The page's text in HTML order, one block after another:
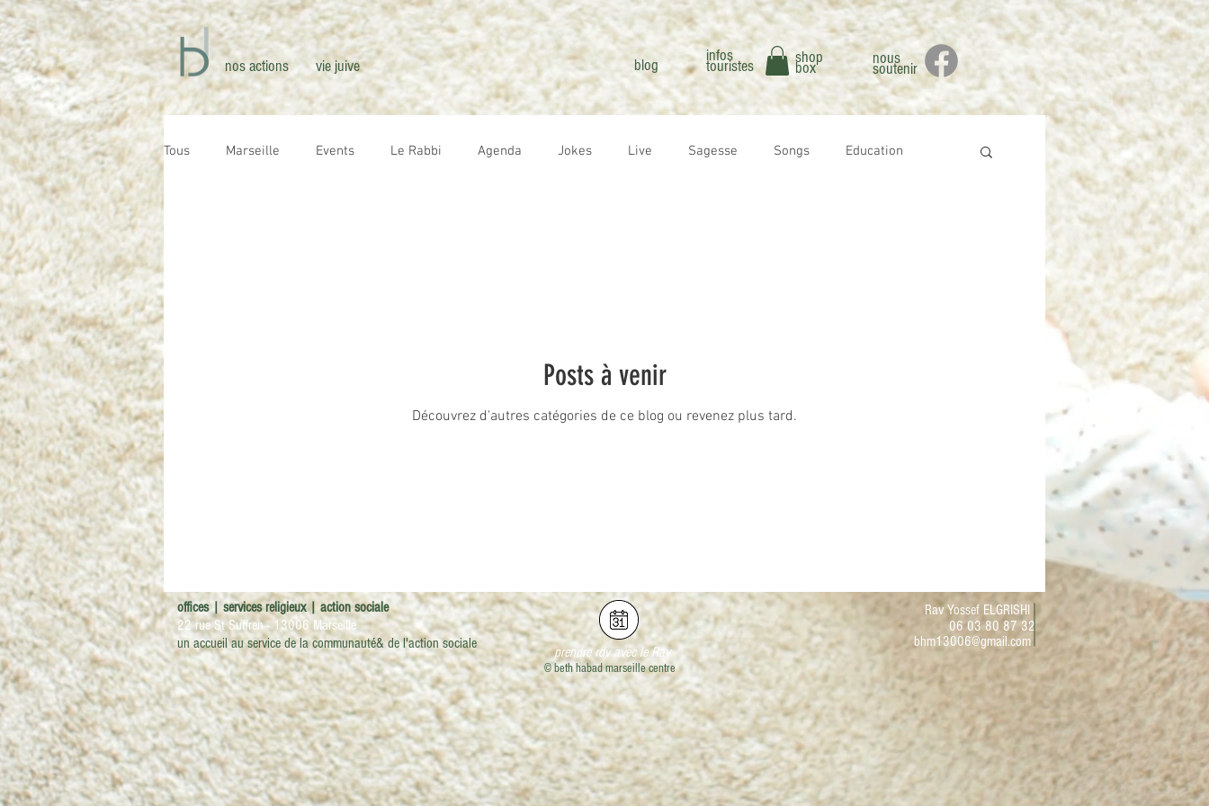
nos actions vie juive blog
infos
touristes shop
box
nous
soutenir
Tous Marseille Events Le Rabbi Agenda Jokes Live Sagesse Songs Education
Posts à venir
Découvrez d'autres catégories de ce blog ou revenez plus tard.
offices | services religieux | action sociale
22 rue St Suffren - 13006 Marseille
un accueil au service de la communauté& de l'action sociale
Rav Yossef ELGRISHI
06 03 80 87 32
bhm13006@gmail.com
prendre rdv avec le Rav
©beth habad marseille centre